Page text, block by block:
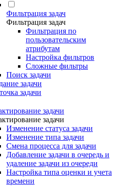
Фильтрация задач
Фильтрация задач
Фильтрация по
пользовательским
атрибутам
Настройка фильтров
Сложные фильтры
Поиск задачи
задачи
задачи
задачи
задачи
Изменение статуса задачи
Изменение типа задачи
Смена процесса для задачи
Добавление задачи в очередь и
удаление задачи из очереди
Настройка типа оценки и учета
времени